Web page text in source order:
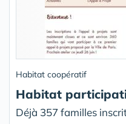
Habitat coopératif
Habitat
Déjà 357 familles